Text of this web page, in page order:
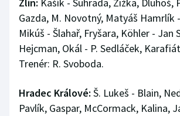
Zlín: Kašík - Suhrada, Žižka, Dluhoš,
Gazda, M. Novotný, Matyáš Hamrlík
Mikúš - Šlahař, Fryšara, Köhler - Jan
Hejcman, Okál - P. Sedláček,
Trenér: R. Svoboda.
Hradec Králové: Š. Lukeš - Blain,
Pavlík, Gaspar, McCormack, Kalina,